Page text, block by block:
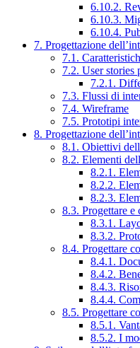
6.10.2.
6.10.3.
6.10.4.
7. Progettazione
7.1.
7.2. User stories
7.2.1.
7.3. Flussi di
7.4. Wireframe
7.5. Prototipi
8. Progettazione
8.1. Obiettivi
8.2. Elementi
8.2.1.
8.2.2.
8.2.3.
8.3. Progettare e
8.3.1.
8.3.2.
8.4. Progettare
8.4.1.
8.4.2.
8.4.3.
8.4.4.
8.5. Progettare
8.5.1.
8.5.2. I